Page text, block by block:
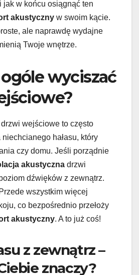
jak w końcu osiągnąć ten
akustyczny w swoim kącie.
ale naprawdę wydajne
Twoje wnętrze.
wyciszać
wejściowe to często
niechcianego hałasu, który
czy domu. Jeśli porządnie
akustyczna drzwi
dźwięków z zewnątrz.
wszystkim więcej
co bezpośrednio przełoży
akustyczny. A to już coś!
z zewnątrz –
znaczy?